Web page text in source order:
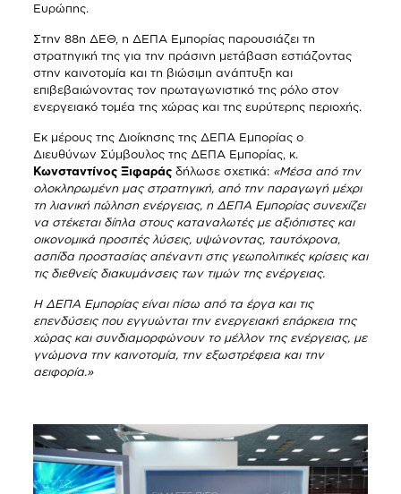
Ευρώπης.
Στην 88η ΔΕΘ, η ΔΕΠΑ Εμπορίας παρουσιάζει τη
στρατηγική της για την πράσινη μετάβαση εστιάζοντας
στην καινοτομία και τη βιώσιμη ανάπτυξη και
επιβεβαιώνοντας τον πρωταγωνιστικό της ρόλο στον
ενεργειακό τομέα της χώρας και της ευρύτερης περιοχής.
Εκ μέρους της Διοίκησης της ΔΕΠΑ Εμπορίας ο
Διευθύνων Σύμβουλος της ΔΕΠΑ Εμπορίας, κ.
Κωνσταντίνος Ξιφαράς δήλωσε σχετικά: «Μέσα από την
ολοκληρωμένη μας στρατηγική, από την παραγωγή μέχρι
τη λιανική πώληση ενέργειας, η ΔΕΠΑ Εμπορίας συνεχίζει
να στέκεται δίπλα στους καταναλωτές με αξιόπιστες και
οικονομικά προσιτές λύσεις, υψώνοντας, ταυτόχρονα,
ασπίδα προστασίας απέναντι στις γεωπολιτικές κρίσεις και
τις διεθνείς διακυμάνσεις των τιμών της ενέργειας.
Η ΔΕΠΑ Εμπορίας είναι πίσω από τα έργα και τις
επενδύσεις που εγγυώνται την ενεργειακή επάρκεια της
χώρας και συνδιαμορφώνουν το μέλλον της ενέργειας, με
γνώμονα την καινοτομία, την εξωστρέφεια και την
αειφορία.»